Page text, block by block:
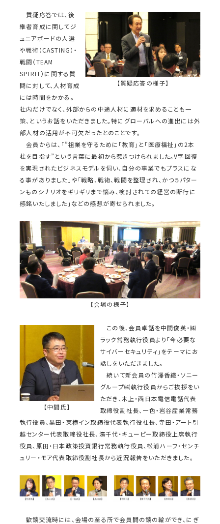
【質疑応答の様子】
質疑応答では、後
継者育成に関してジ
ュニアボードの人選
や戦術（CASTING）・
戦闘（TEAM
SPIRIT）に関する質
問に対して、人材育成
には時間をかかる。
社内だけでなく、外部からの中途人材に適材を求めることも一
策、というお話をいただきました。特にグローバルへの進出には外
部人材の活用が不可欠だったとのことです。
会員からは、「”祖業を守るために「教育」と「医療福祉」の2本
柱を目指す”という言葉に最初から惹きつけられました。V字回復
を実現されたビジネスモデルを伺い、自分の事業でもプラスにな
る事がありました」や「戦略、戦術、戦闘を整理され、かつ５パター
ンものシナリオをギリギリまで悩み、検討されての経営の断行に
感銘いたしました」などの感想が寄せられました。
【会場の様子】
【中間氏】
この後、会員卓話を中間俊英・㈱
ラック常務執行役員より「今必要な
サイバーセキュリティ」をテーマにお
話しをいただきました。
続いて新会員の竹澤香織・ソニー
グループ㈱執行役員からご挨拶をい
ただき、木上・西日本電信電話代表
取締役副社長、一色・岩谷産業常務
執行役員、黒田・東横イン取締役代表執行役社長、寺田・アート引
越センター代表取締役社長、濱千代・キューピー取締役上席執行
役員、原田・日本政策投資銀行常務執行役員、松浦ハーフ・センチ
ュリー・モア代表取締役副社長から近況報告をいただきました。
歓談交流時には、会場の至る所で会員間の談の輪ができ、にぎ